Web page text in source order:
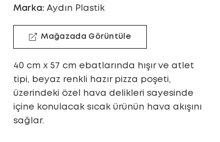
Marka: Aydın Plastik
Mağazada Görüntüle
40 cm x 57 cm ebatlarında hışır ve atlet
tipi, beyaz renkli hazır pizza poşeti,
üzerindeki özel hava delikleri sayesinde
içine konulacak sıcak ürünün hava akışını
sağlar.